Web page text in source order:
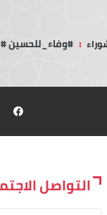
: #وفاء_للحسين
التواصل